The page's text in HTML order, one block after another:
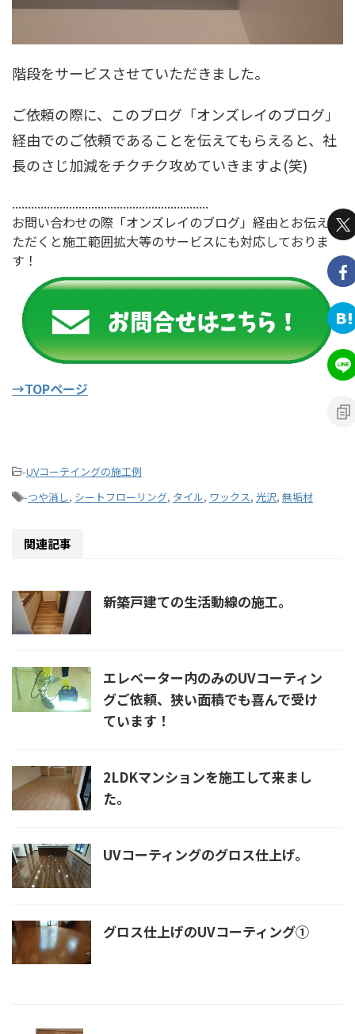
階段をサービスさせていただきました。
ご依頼の際に、このブログ「オンズレイのブログ」
経由でのご依頼であることを伝えてもらえると、社
長のさじ加減をチクチク攻めていきますよ(笑)
..............................................................
お問い合わせの際「オンズレイのブログ」経由とお伝えい
ただくと施工範囲拡大等のサービスにも対応しておりま
す！
→TOPページ
-UVコーテイングの施工例
-つや消し, シートフローリング, タイル, ワックス, 光沢, 無垢材
関連記事
新築戸建ての生活動線の施工。
エレベーター内のみのUVコーティン
グご依頼、狭い面積でも喜んで受け
ています！
2LDKマンションを施工して来まし
た。
UVコーティングのグロス仕上げ。
グロス仕上げのUVコーティング①